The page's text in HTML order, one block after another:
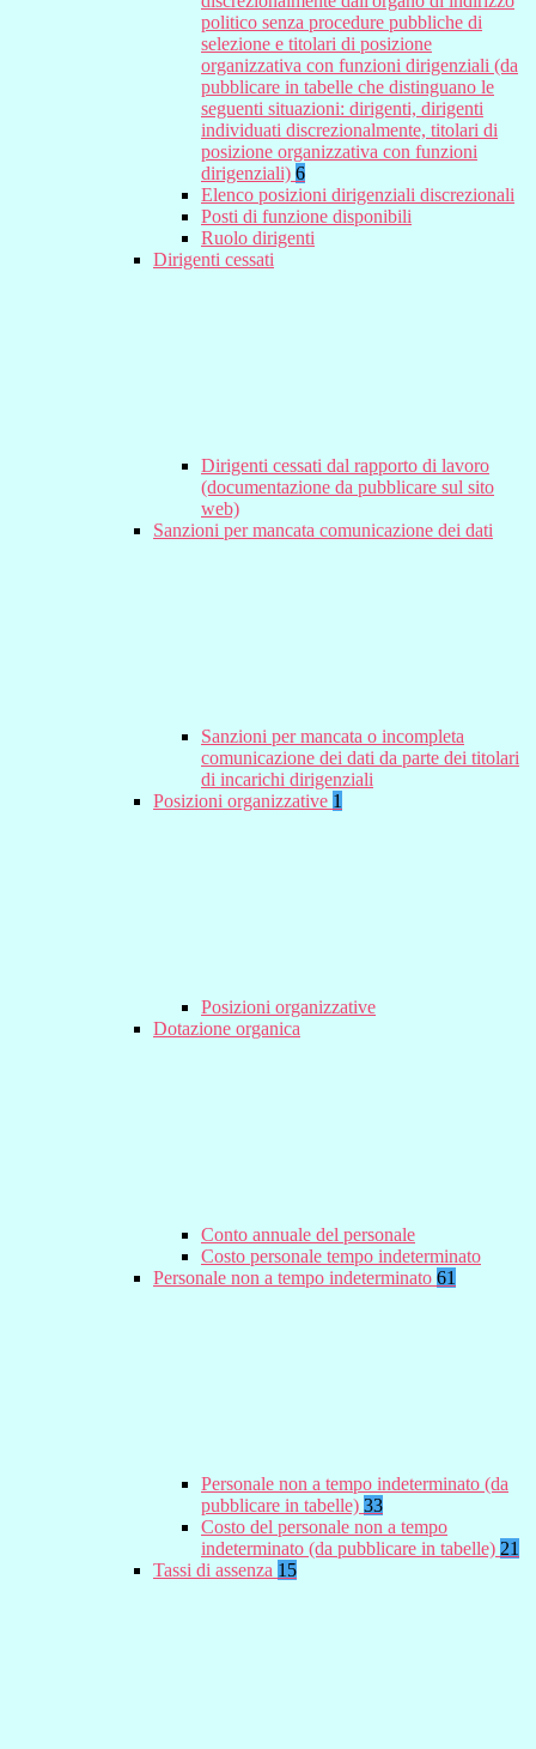
politico senza procedure pubbliche di
selezione e titolari di posizione
organizzativa con funzioni dirigenziali (da
pubblicare in tabelle che distinguano le
seguenti situazioni: dirigenti, dirigenti
individuati discrezionalmente, titolari di
posizione organizzativa con funzioni
dirigenziali) 6
Elenco posizioni dirigenziali discrezionali
Posti di funzione disponibili
Ruolo dirigenti
Dirigenti cessati
Dirigenti cessati dal rapporto di lavoro
(documentazione da pubblicare sul sito
web)
Sanzioni per mancata comunicazione dei dati
Sanzioni per mancata o incompleta
comunicazione dei dati da parte dei titolari
di incarichi dirigenziali
Posizioni organizzative 1
Posizioni organizzative
Dotazione organica
Conto annuale del personale
Costo personale tempo indeterminato
Personale non a tempo indeterminato 61
Personale non a tempo indeterminato (da
pubblicare in tabelle) 33
Costo del personale non a tempo
indeterminato (da pubblicare in tabelle) 21
Tassi di assenza 15